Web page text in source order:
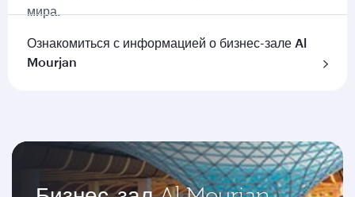
мира.
Ознакомиться с информацией о бизнес-зале Al
Mourjan